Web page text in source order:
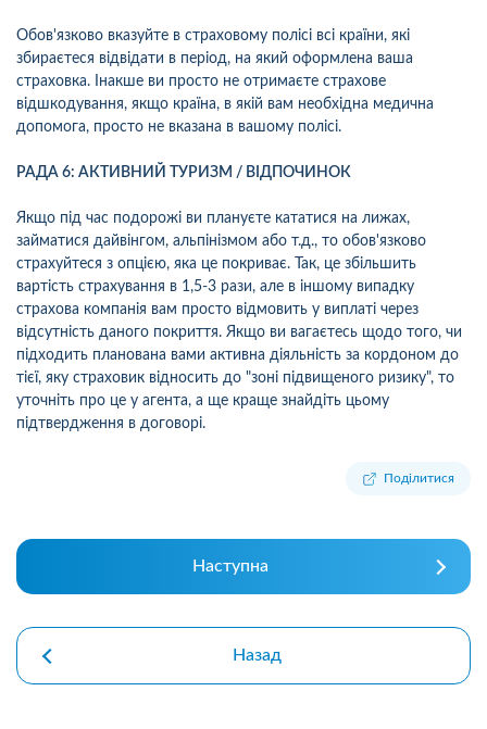
Обов'язково вказуйте в страховому полісі всі країни, які
збираєтеся відвідати в період, на який оформлена ваша
страховка. Інакше ви просто не отримаєте страхове
відшкодування, якщо країна, в якій вам необхідна медична
допомога, просто не вказана в вашому полісі.
РАДА 6: АКТИВНИЙ ТУРИЗМ / ВІДПОЧИНОК
Якщо під час подорожі ви плануєте кататися на лижах,
займатися дайвінгом, альпінізмом або т.д., то обов'язково
страхуйтеся з опцією, яка це покриває. Так, це збільшить
вартість страхування в 1,5-3 рази, але в іншому випадку
страхова компанія вам просто відмовить у виплаті через
відсутність даного покриття. Якщо ви вагаєтесь щодо того, чи
підходить планована вами активна діяльність за кордоном до
тієї, яку страховик відносить до "зоні підвищеного ризику", то
уточніть про це у агента, а ще краще знайдіть цьому
підтвердження в договорі.
Поділитися
Наступна
Назад